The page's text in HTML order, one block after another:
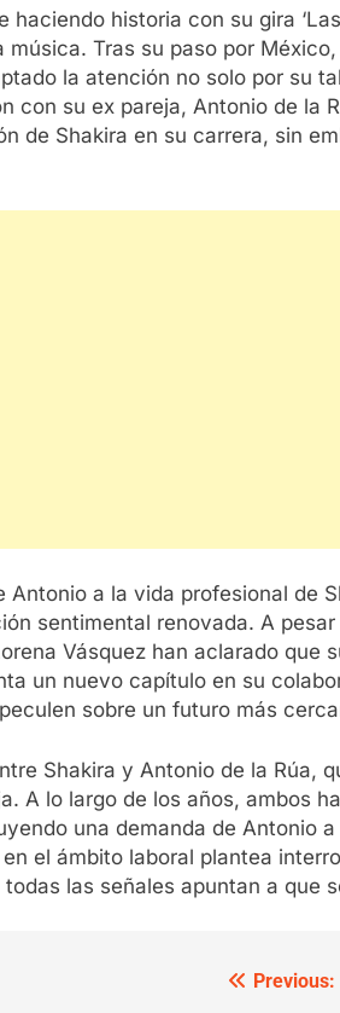
haciendo historia con su gira
música. Tras su paso por
la atención no solo por su
con su ex pareja, Antonio de la
de Shakira en su carrera, sin
Antonio a la vida profesional de
sentimental renovada. A
Vásquez han aclarado
un nuevo capítulo en su
sobre un futuro más
Shakira y Antonio de la Rúa,
A lo largo de los años, ambos
una demanda de Antonio
el ámbito laboral plantea
todas las señales apuntan a que
Previous: